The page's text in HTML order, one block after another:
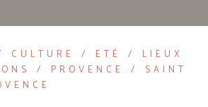
CULTURE ETÉ
LIEUX
PROVENCE
SAINT